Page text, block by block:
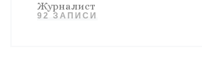
Журналист
92 ЗАПИСИ